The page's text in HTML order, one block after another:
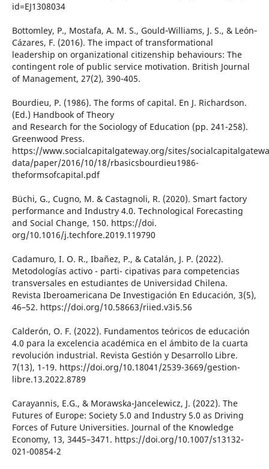
id=EJ1308034
Bottomley, P., Mostafa, A. M. S., Gould‐Williams, J. S., & León‐
Cázares, F. (2016). The impact of transformational
leadership on organizational citizenship behaviours: The
contingent role of public service motivation. British Journal
of Management, 27(2), 390-405.
Bourdieu, P. (1986). The forms of capital. En J. Richardson.
(Ed.) Handbook of Theory
and Research for the Sociology of Education (pp. 241-258).
Greenwood Press.
https://www.socialcapitalgateway.org/sites/
data/paper/2016/10/18/rbasicsbourdieu1986-
theformsofcapital.pdf
Büchi, G., Cugno, M. & Castagnoli, R. (2020). Smart factory
performance and Industry 4.0. Technological Forecasting
and Social Change, 150. https://doi.
org/10.1016/j.techfore.2019.119790
Cadamuro, I. O. R., Ibañez, P., & Catalán, J. P. (2022).
Metodologías activo - parti- cipativas para competencias
transversales en estudiantes de Universidad Chilena.
Revista Iberoamericana De Investigación En Educación, 3(5),
46–52. https://doi.org/10.58663/riied.v3i5.56
Calderón, O. F. (2022). Fundamentos teóricos de educación
4.0 para la excelencia académica en el ámbito de la cuarta
revolución industrial. Revista Gestión y Desarrollo Libre.
7(13), 1-19. https://doi.org/10.18041/2539-3669/gestion-
libre.13.2022.8789
Carayannis, E.G., & Morawska-Jancelewicz, J. (2022). The
Futures of Europe: Society 5.0 and Industry 5.0 as Driving
Forces of Future Universities. Journal of the Knowledge
Economy, 13, 3445–3471. https://doi.org/10.1007/s13132-
021-00854-2